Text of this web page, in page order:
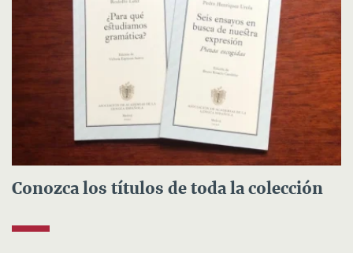
Conozca los títulos de toda la colección